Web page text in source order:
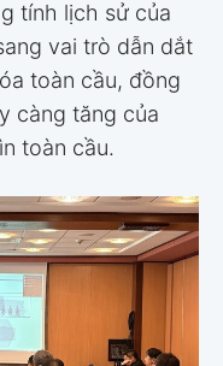
tính lịch sử của
vai trò dẫn dắt
toàn cầu, đồng
càng tăng của
toàn cầu.